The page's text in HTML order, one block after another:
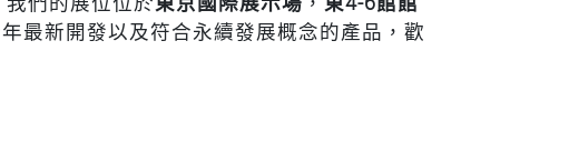
最新開發以及符合永續發展概念的產品，歡